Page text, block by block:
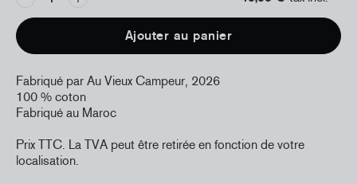
Ajouter au panier
Fabriqué par Au Vieux Campeur, 2026
100 % coton
Fabriqué au Maroc
Prix TTC. La TVA peut être retirée en fonction de votre
localisation.